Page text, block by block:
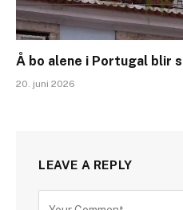
Å bo alene i Portugal blir
20. juni 2026
LEAVE A REPLY